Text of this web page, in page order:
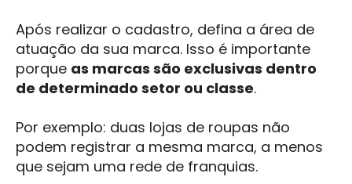
Após realizar o cadastro, defina a área de
atuação da sua marca. Isso é importante
porque as marcas são exclusivas dentro
de determinado setor ou classe.
Por exemplo: duas lojas de roupas não
podem registrar a mesma marca, a menos
que sejam uma rede de franquias.